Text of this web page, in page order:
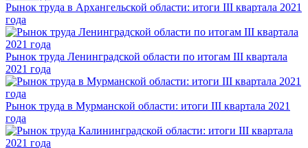
Рынок труда в Архангельской области: итоги III квартала 2021
года
Рынок труда Ленинградской области по итогам III квартала
2021 года
Рынок труда в Мурманской области: итоги III квартала 2021
года